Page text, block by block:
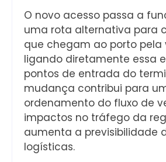
O novo acesso passa a
uma rota alternativa para
que chegam ao porto pela
ligando diretamente essa
pontos de entrada do
mudança contribui para
ordenamento do fluxo de
impactos no tráfego da
aumenta a previsibilidade
logísticas.